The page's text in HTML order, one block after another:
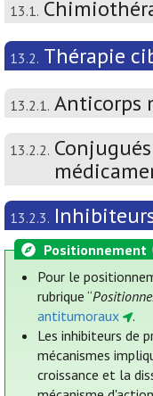
13.1.
13.2. Thérapie
13.2.1. Anticorps
13.2.2.
13.2.3.
Positionnement
Pour le
rubrique “
antitumoraux
.
Les inhibiteurs de
mécanismes
croissance et la